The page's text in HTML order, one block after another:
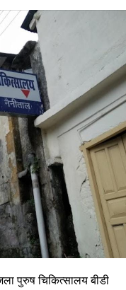
पुरुष चिकित्सालय बीडी